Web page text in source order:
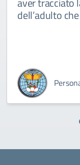
dell’adulto